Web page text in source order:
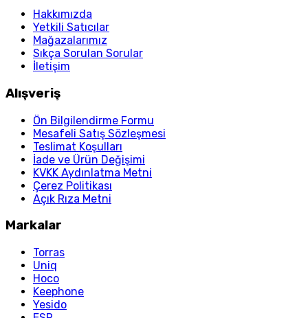
Hakkımızda
Yetkili Satıcılar
Mağazalarımız
Sıkça Sorulan Sorular
İletişim
Alışveriş
Ön Bilgilendirme Formu
Mesafeli Satış Sözleşmesi
Teslimat Koşulları
İade ve Ürün Değişimi
KVKK Aydınlatma Metni
Çerez Politikası
Açık Rıza Metni
Markalar
Torras
Uniq
Hoco
Keephone
Yesido